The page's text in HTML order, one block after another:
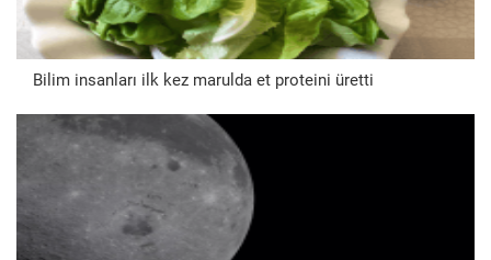
Bilim insanları ilk kez marulda et proteini üretti